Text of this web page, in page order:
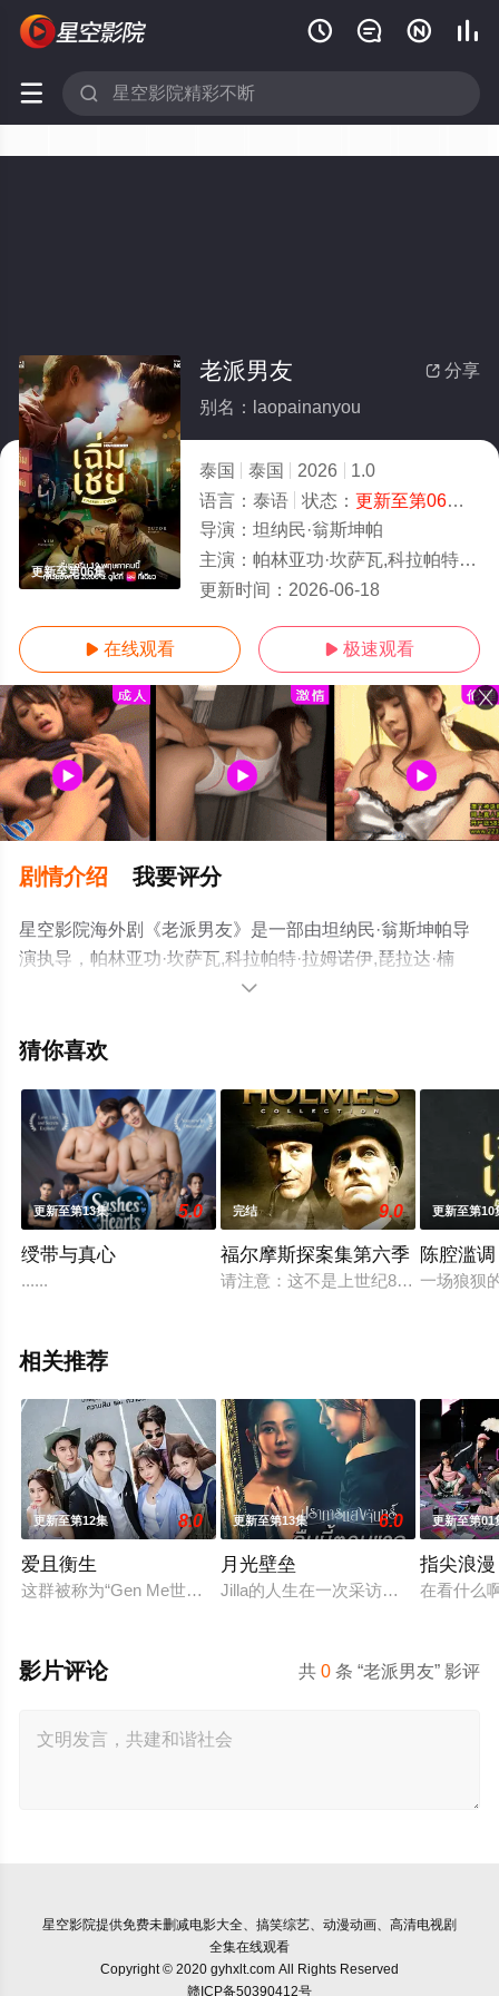
   
 
更新至第06集
 分享
老派男友
别名：laopainanyou
泰国 泰国 2026
1.0
语言： 泰语 状态： 更新至第06集
导演： 坦纳民·翁斯坤帕
主演： 帕林亚功·坎萨瓦,科拉帕特·拉姆诺伊,琵拉达·楠翁,Phasakorn,Ratnaliam,哈里特·布阿约伊,甘·克里查纳潘,塔那克利·
更新时间： 2026-06-18
 在线观看  极速观看
剧情介绍 我要评分
星空影院海外剧《老派男友》是一部由坦纳民·翁斯坤帕导
演执导，帕林亚功·坎萨瓦,科拉帕特·拉姆诺伊,琵拉达·楠
翁,Phasakorn,Ratnaliam,哈里特·布阿约伊,甘·克里查纳潘,
阿瑞克西,坦纳普·瑟斯塔希缇奎尔,沃拉蓬·瓦罗尔,索恩塔斯
剧，手机免费观看高清无删减完整版电视剧全集就上星空
电影网，热播电视剧提前免费观看，更多剧情信息可移步
至豆瓣电视剧、电视猫或剧情网等平台了解。

猜你喜欢
更新至第13集 5.0
绶带与真心
......
完结 9.0
福尔摩斯探案集第六季
请注意：这不是上世纪80年代那部经
更新至第10
陈腔滥调
一场狼狈
相关推荐
更新至第12集 8.0
爱且衡生
这群被称为“Gen Me世代”的年轻人，在爱情与梦想中跌跌撞撞
更新至第13集 6.0
月光壁垒
Jilla的人生在一次采访中彻底偏离了
更新至第01
指尖浪
在看什么
共0 条 “老派男友” 影评
影片评论
星空影院提供免费未删减电影大全、搞笑综艺、动漫动画、高清电视剧
全集在线观看
Copyright © 2020 gyhxlt.com All Rights Reserved
赣ICP备50390412号